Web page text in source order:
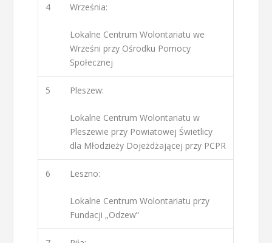
4 Września:
Lokalne Centrum Wolontariatu we
Wrześni przy Ośrodku Pomocy
Społecznej
5 Pleszew:
Lokalne Centrum Wolontariatu w
Pleszewie przy Powiatowej Świetlicy
dla Młodzieży Dojeżdżającej przy PCPR
6 Leszno:
Lokalne Centrum Wolontariatu przy
Fundacji „Odzew”